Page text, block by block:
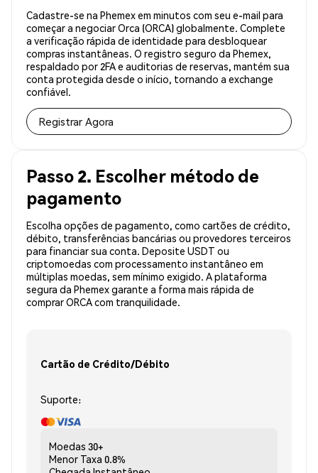
Cadastre-se na Phemex em minutos com seu e-mail para
começar a negociar Orca (ORCA) globalmente. Complete
a verificação rápida de identidade para desbloquear
compras instantâneas. O registro seguro da Phemex,
respaldado por 2FA e auditorias de reservas, mantém sua
conta protegida desde o início, tornando a exchange
confiável.
Registrar Agora
Passo 2. Escolher método de
pagamento
Escolha opções de pagamento, como cartões de crédito,
débito, transferências bancárias ou provedores terceiros
para financiar sua conta. Deposite USDT ou
criptomoedas com processamento instantâneo em
múltiplas moedas, sem mínimo exigido. A plataforma
segura da Phemex garante a forma mais rápida de
comprar ORCA com tranquilidade.
Cartão de Crédito/Débito
Suporte:
Moedas 30+
Menor Taxa 0.8%